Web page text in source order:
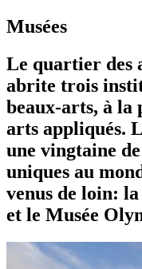
Musées
Le quartier des
abrite trois
beaux-arts, à la
arts appliqués.
une vingtaine
uniques au
venus de loin:
et le Musée